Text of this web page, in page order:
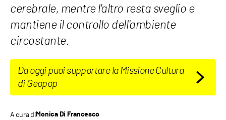
cerebrale, mentre l'altro resta sveglio e
mantiene il controllo dell'ambiente
circostante.
Da oggi puoi supportare la Missione Cultura
di Geopop
A cura diMonica Di Francesco